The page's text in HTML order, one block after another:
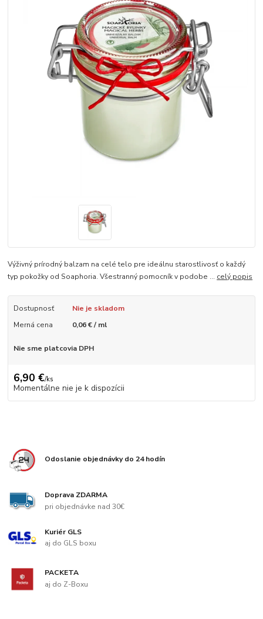
Výživný prírodný balzam na celé telo pre ideálnu starostlivosť o každý
typ pokožky od Soaphoria. Všestranný pomocník v podobe ... celý popis
Dostupnosť
Nie je skladom
Merná cena
0,06 € / ml
Nie sme platcovia DPH
6,90 €/ks
Momentálne nie je k dispozícii
Odoslanie objednávky do 24 hodín
Doprava ZDARMA
pri objednávke nad 30€
Kuriér GLS
aj do GLS boxu
PACKETA
aj do Z-Boxu